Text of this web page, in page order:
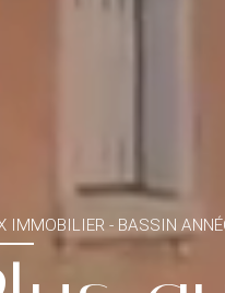
IMMOBILIER - BASSIN